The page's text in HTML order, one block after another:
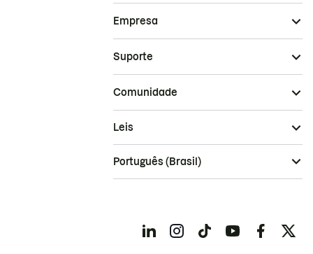
Empresa
Suporte
Comunidade
Leis
Português (Brasil)